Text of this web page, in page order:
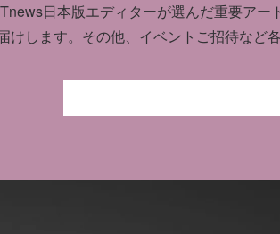
蔵となっているこの作品は、2026年の
降りる裸体 No.2》がニューヨークで見
日本版エディターが選んだ重要アー
けします。 その他、イベントご招待など